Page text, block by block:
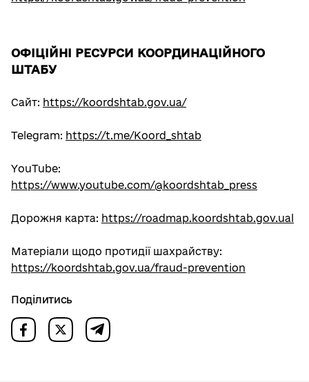
ОФІЦІЙНІ РЕСУРСИ КООРДИНАЦІЙНОГО
ШТАБУ
Сайт: https://koordshtab.gov.ua/
Telegram: https://t.me/Koord_shtab
YouTube:
https://www.youtube.com/@koordshtab_press
Дорожня карта: https://roadmap.koordshtab.gov.ual
Матеріали щодо протидії шахрайству:
https://koordshtab.gov.ua/fraud-prevention
Поділитись